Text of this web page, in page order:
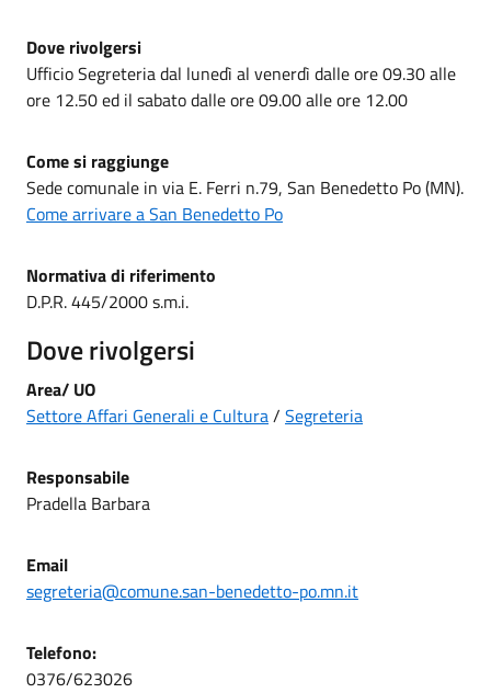
Dove rivolgersi
Ufficio Segreteria dal lunedì al venerdì dalle ore 09.30 alle
ore 12.50 ed il sabato dalle ore 09.00 alle ore 12.00
Come si raggiunge
Sede comunale in via E. Ferri n.79, San Benedetto Po (MN).
Come arrivare a San Benedetto Po
Normativa di riferimento
D.P.R. 445/2000 s.m.i.
Dove rivolgersi
Area/ UO
Settore Affari Generali e Cultura/ Segreteria
Responsabile
Pradella Barbara
Email
segreteria@comune.san-benedetto-po.mn.it
Telefono:
0376/623026